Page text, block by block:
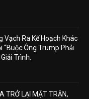
Vạch Ra Kế Hoạch Khác
“Buộc Ông Trump Phải
Trình.
TRỞ LẠI MẶT TRẬN,